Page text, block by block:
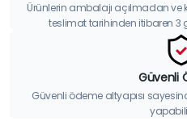
Ürünlerin ambalajı açılmadan
teslimat tarihinden itibaren 3
Güvenli
Güvenli ödeme altyapısı